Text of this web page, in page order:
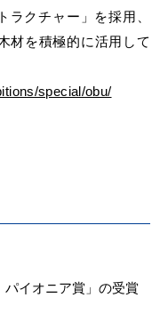
ラクチャー」を採用、
材を積極的に活用して
special/obu/
イオニア賞」の受賞